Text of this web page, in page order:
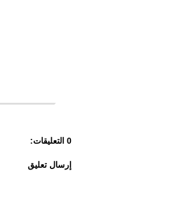
0 التعليقات:
إرسال تعليق